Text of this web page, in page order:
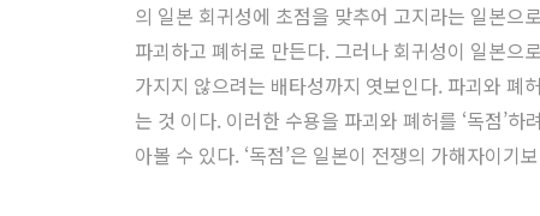
의 일본 회귀성에 초점을 맞추어 고지라는 일본으
파괴하고 폐허로 만든다. 그러나 회귀성이 일본으
가지지 않으려는 배타성까지 엿보인다. 파괴와 폐
는 것 이다. 이러한 수용을 파괴와 폐허를 ‘독점’
아볼 수 있다. ‘독점’은 일본이 전쟁의 가해자이